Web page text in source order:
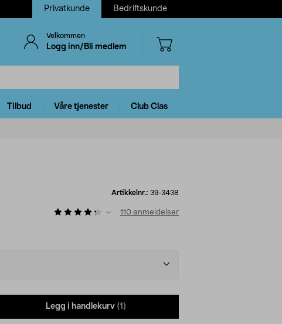
Privatkunde Bedriftskunde
Velkommen
Logg inn/Bli medlem
Tilbud Våre tjenester Club Clas
Artikkelnr.: 39-3438
110 anmeldelser
Legg i handlekurv (1)